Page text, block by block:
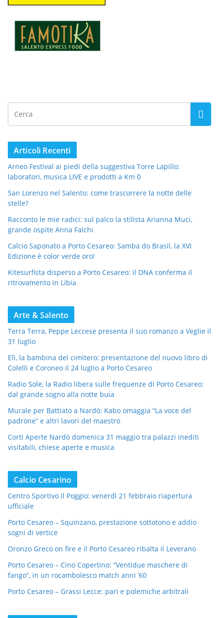
Articoli Recenti
Arneo Festival ai piedi della suggestiva Torre Lapillo:
laboratori, musica LIVE e prodotti a Km 0
San Lorenzo nel Salento: come trascorrere la notte delle
stelle?
Racconto le mie radici: sul palco la stilista Arianna Muci,
grande ospite Anna Falchi
Calcio Saponato a Porto Cesareo: Samba do Brasil, la XVI
Edizione è color verde oro!
Kitesurfista disperso a Porto Cesareo: il DNA conferma il
ritrovamento in Libia
Arte & Salento
Terra Terra, Peppe Leccese presenta il suo romanzo a Veglie il
31 luglio
Elì, la bambina del cimitero: presentazione del nuovo libro di
Colelli e Coroneo il 24 luglio a Porto Cesareo
Radio Sole, la Radio libera sulle frequenze di Porto Cesareo:
dal grande sogno alla notte buia
Murale per Battiato a Nardò: Kabo omaggia “La voce del
padrone” e altri lavori del maestro
Corti Aperte Nardò domenica 31 maggio tra palazzi inediti
visitabili, chiese aperte e musica
Calcio Cesarino
Centro Sportivo Il Poggio: venerdì 21 febbraio riapertura
ufficiale
Porto Cesareo – Squinzano, prestazione sottotono e addio
sogni di vertice
Oronzo Greco on fire e il Porto Cesareo ribalta il Leverano
Porto Cesareo – Cino Copertino: “Ventidue maschere di
fango”, in un rocambolesco match anni ’60
Porto Cesareo – Grassi Lecce: pari e polemiche arbitrali